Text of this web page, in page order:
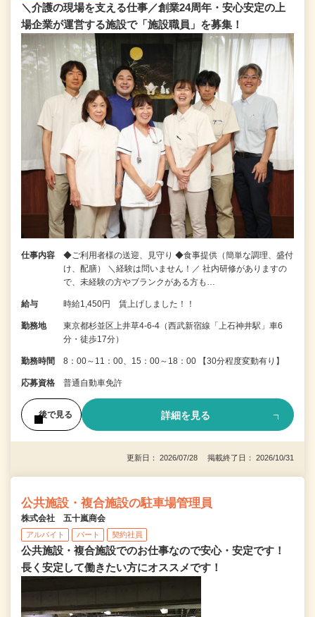
＼介護の現場を支える仕事／創業24周年・安心安定の上
場企業が運営する施設で「施設職員」を募集！
仕事内容
◆ご利用者様の送迎、見守り ◆食事提供（簡単な調理、盛付
け、配膳） ＼経験は問いません！／ 社内研修がありますの
で、未経験の方やブランクがある方も…
給与 時給1,450円 賃上げしました！！
勤務地
東京都杉並区上井草4-6-4（西武新宿線「上石神井駅」車6
分・徒歩17分）
勤務時間 8：00～11：00、15：00～18：00 【30分程度変動有り】
応募資格 普通自動車免許
後で見る 詳細を見る
更新日： 2026/07/28 掲載終了日： 2026/10/31
公共施設・複合施設の駐車場管理員
株式会社 五十嵐商会
アルバイト パート 契約社員
公共施設・複合施設でのお仕事なので安心・安定です！
長く安定して働きたい方にオススメです！